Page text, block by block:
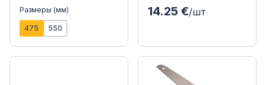
Размеры (мм)
475 550
14.25 €/шт